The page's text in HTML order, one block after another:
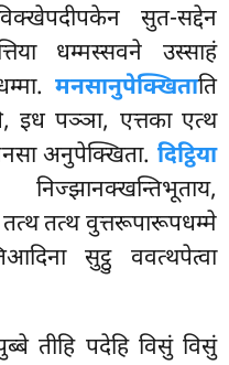
सुत-सद्देन
धम्मस्सवने उस्साहं
मनसानुपेक्खिताति
इध पञ्ञा, एत्तका एत्थ
अनुपेक्खिता. दिट्ठिया
तत्थ तत्थ वुत्तरूपारूपधम्मे
सुट्ठु ववत्थपेत्वा
तीहि पदेहि विसुं विसुं